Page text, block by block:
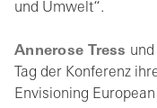
und Umwelt“.
Annerose Tress und
Tag der Konferenz
Envisioning